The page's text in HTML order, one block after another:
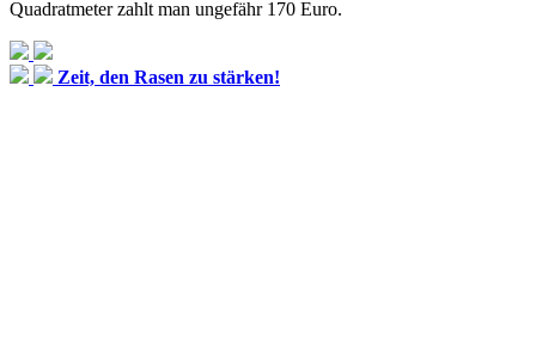
Quadratmeter zahlt man ungefähr 170 Euro.
Zeit, den Rasen zu stärken!